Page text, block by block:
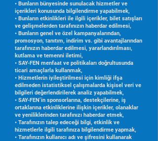
• Bunların bünyesinde sunulacak hizmetler ve
içerikleri konusunda bilgilendirme yapabilmek,
• Bunların etkinlikleri ile ilgili içerikler, bilet satışları
ve gelişmelerden tarafınızın haberdar edilmesi,
• Bunların genel ve özel kampanyalarından,
promosyon, tanıtım, indirim vs. gibi avantajlarından
tarafınızın haberdar edilmesi, yararlandırılması,
kutlama ve temenni iletimi,
• SAY-FEN menfaat ve politikaları doğrultusunda
ticari amaçlarla kullanmak,
• Hizmetlerin iyileştirilmesi için kimliği ifşa
edilmeden istatistiksel çalışmalarda kişisel veri ve
bilgileri değerlendirilerek analiz yapabilmek,
• SAY-FEN’in sponsorlarına, destekçilerine, iş
ortaklarına etkinliklerine ilişkin içerikler, olanaklar
ve yeniliklerinden tarafınızı haberdar etmek,
• Tarafınızın talep edeceği bilgi, etkinlik ve
hizmetlerle ilgili tarafınıza bilgilendirme yapmak,
• Tarafınızın kullanıcı adı ve şifresini kullanarak